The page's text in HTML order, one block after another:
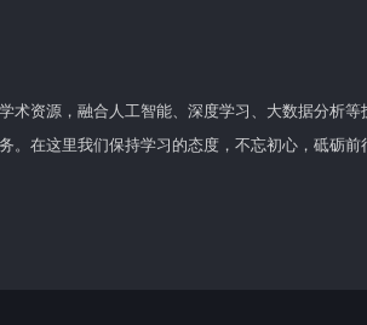
学术资源，融合人工智能、深度学习、大数据分析
务。在这里我们保持学习的态度，不忘初心，砥砺前